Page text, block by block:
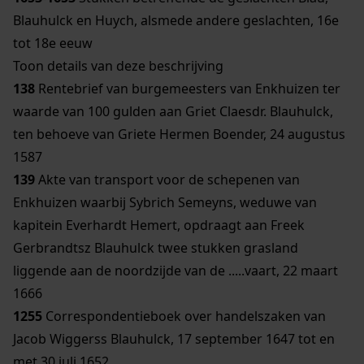
Blauhulck en Huych, alsmede andere geslachten, 16e
tot 18e eeuw
Toon details van deze beschrijving
138 Rentebrief van burgemeesters van Enkhuizen ter
waarde van 100 gulden aan Griet Claesdr. Blauhulck,
ten behoeve van Griete Hermen Boender, 24 augustus
1587
139Akte van transport voor de schepenen van
Enkhuizen waarbij Sybrich Semeyns, weduwe van
kapitein Everhardt Hemert, opdraagt aan Freek
Gerbrandtsz Blauhulck twee stukken grasland
liggende aan de noordzijde van de .....vaart, 22 maart
1666
1255 Correspondentieboek over handelszaken van
Jacob Wiggerss Blauhulck, 17 september 1647 tot en